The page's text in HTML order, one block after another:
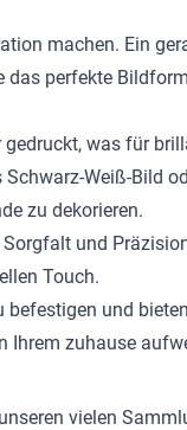
machen. Ein
das perfekte
was für
Weiß-Bild
zu dekorieren.
und
Touch.
und
Ihrem zuhause
vielen